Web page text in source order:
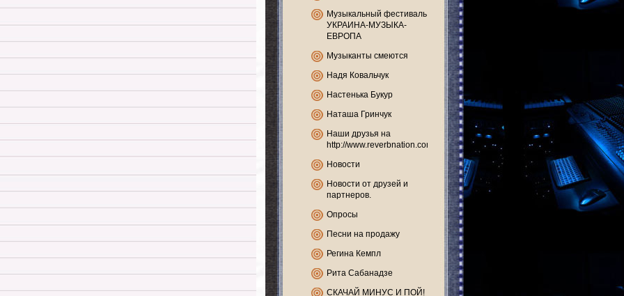
Музыкальный фестиваль
УКРАИНА-МУЗЫКА-
ЕВРОПА
Музыканты смеются
Надя Ковальчук
Настенька Букур
Наташа Гринчук
Наши друзья на
http://www.reverbnation.com
Новости
Новости от друзей и
партнеров.
Опросы
Песни на продажу
Регина Кемпл
Рита Сабанадзе
СКАЧАЙ МИНУС И ПОЙ!